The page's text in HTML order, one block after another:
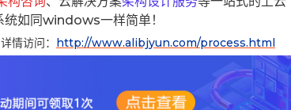
如同windows一样简单！
详情访问： http://www.alibjyun.com/process.html